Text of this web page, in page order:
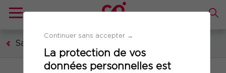
Continuer sans accepter →
La protection de vos
données personnelles est
Santé et sécurité au travail